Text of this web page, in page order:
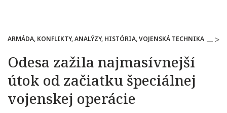
ARMÁDA, KONFLIKTY, ANALÝZY, HISTÓRIA, VOJENSKÁ TECHNIKA